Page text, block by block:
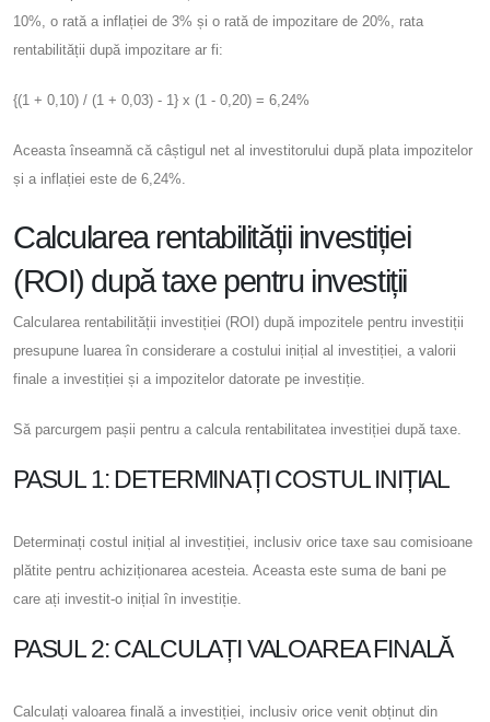
10%, o rată a inflației de 3% și o rată de impozitare de 20%, rata
rentabilității după impozitare ar fi:
{(1 + 0,10) / (1 + 0,03) - 1} x (1 - 0,20) = 6,24%
Aceasta înseamnă că câștigul net al investitorului după plata impozitelor
și a inflației este de 6,24%.
Calcularea rentabilității investiției
(ROI) după taxe pentru investiții
Calcularea rentabilității investiției (ROI) după impozitele pentru investiții
presupune luarea în considerare a costului inițial al investiției, a valorii
finale a investiției și a impozitelor datorate pe investiție.
Să parcurgem pașii pentru a calcula rentabilitatea investiției după taxe.
PASUL 1: DETERMINAȚI COSTUL INIȚIAL
Determinați costul inițial al investiției, inclusiv orice taxe sau comisioane
plătite pentru achiziționarea acesteia. Aceasta este suma de bani pe
care ați investit-o inițial în investiție.
PASUL 2: CALCULAȚI VALOAREA FINALĂ
Calculați valoarea finală a investiției, inclusiv orice venit obținut din